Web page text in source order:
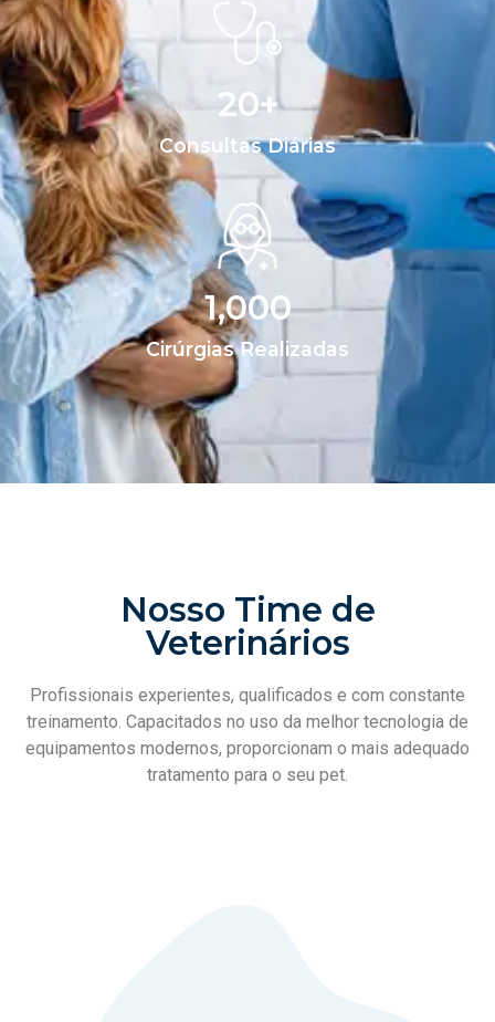
Consultas Diárias
20+
Cirúrgias Realizadas
1,000
Nosso Time de
Veterinários
Profissionais experientes, qualificados e com constante
treinamento. Capacitados no uso da melhor tecnologia de
equipamentos modernos, proporcionam o mais adequado
tratamento para o seu pet.